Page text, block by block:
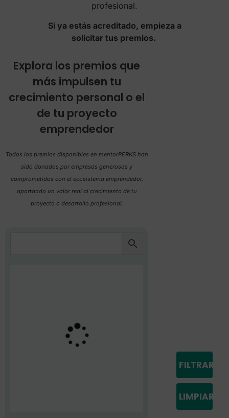
profesional.
Si ya estás acreditado, empieza a
solicitar tus premios.
Explora los premios que
más impulsen tu
crecimiento personal o el
de tu proyecto
emprendedor
Todos los premios disponibles en mentorPERKS han
sido donados por empresas generosas y
comprometidas con el ecosistema emprendedor,
aportando un valor real al crecimiento de tu
proyecto o desarrollo profesional.
FILTRAR
LIMPIAR